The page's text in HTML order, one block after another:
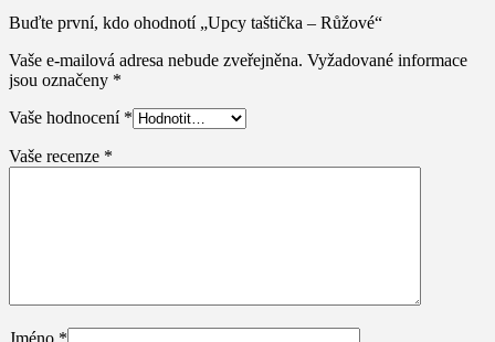
Buďte první, kdo ohodnotí „Upcy taštička – Růžové“
Vaše e-mailová adresa nebude zveřejněna. Vyžadované informace
jsou označeny *
Vaše hodnocení *
Vaše recenze *
Jméno *